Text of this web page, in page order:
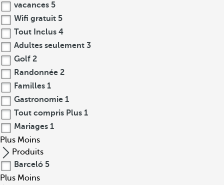
vacances 5
Wifi gratuit 5
Tout Inclus 4
Adultes seulement 3
Golf 2
Randonnée 2
Familles 1
Gastronomie 1
Tout compris Plus 1
Mariages 1
Plus Moins
Produits
Barceló 5
Plus Moins